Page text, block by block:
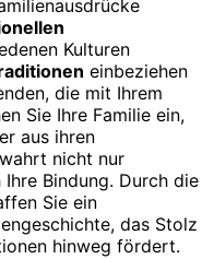
Kulturen
einbeziehen
die mit Ihrem
Sie Ihre Familie ein,
aus ihren
nicht nur
Bindung. Durch die
Sie ein
das Stolz
hinweg fördert.